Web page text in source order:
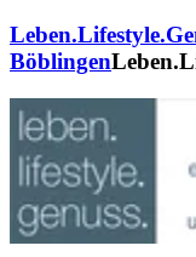
Böblingen